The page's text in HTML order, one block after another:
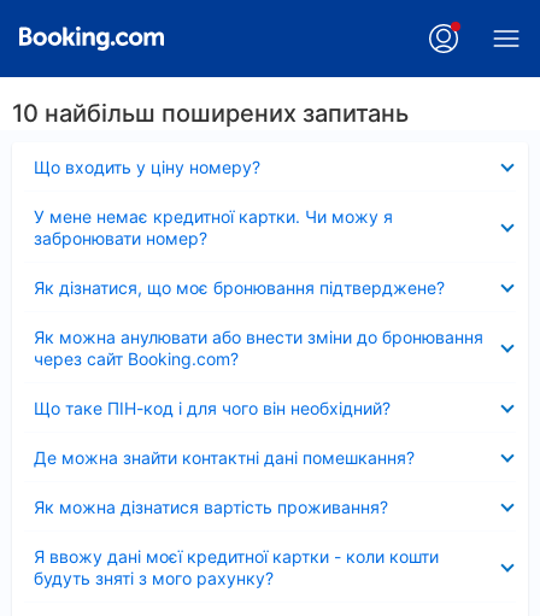
10 найбільш поширених запитань
Що входить у ціну номеру?
У мене немає кредитної картки. Чи можу я
забронювати номер?
Як дізнатися, що моє бронювання підтверджене?
Як можна анулювати або внести зміни до бронювання
через сайт Booking.com?
Що таке ПІН-код і для чого він необхідний?
Де можна знайти контактні дані помешкання?
Як можна дізнатися вартість проживання?
Я ввожу дані моєї кредитної картки - коли кошти
будуть зняті з мого рахунку?